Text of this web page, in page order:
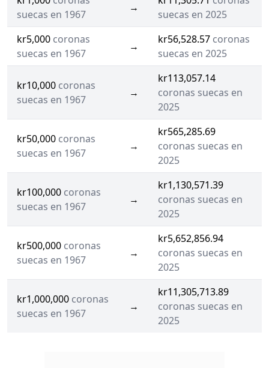
suecas en 1967
→
suecas en 2025
kr5,000 coronas
suecas en 1967
→
kr56,528.57 coronas
suecas en 2025
kr10,000 coronas
suecas en 1967
→
kr113,057.14
coronas suecas en
2025
kr50,000 coronas
suecas en 1967
→
kr565,285.69
coronas suecas en
2025
kr100,000 coronas
suecas en 1967
→
kr1,130,571.39
coronas suecas en
2025
kr500,000 coronas
suecas en 1967
→
kr5,652,856.94
coronas suecas en
2025
kr1,000,000 coronas
suecas en 1967
→
kr11,305,713.89
coronas suecas en
2025